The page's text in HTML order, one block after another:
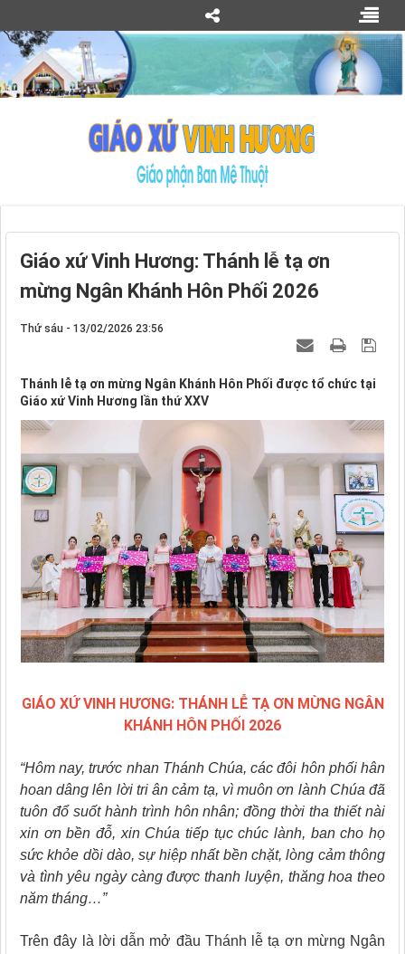
Giáo xứ Vinh Hương: Thánh lễ tạ ơn
mừng Ngân Khánh Hôn Phối 2026
Thứ sáu - 13/02/2026 23:56
Thánh lễ tạ ơn mừng Ngân Khánh Hôn Phối được tổ chức tại
Giáo xứ Vinh Hương lần thứ XXV
GIÁO XỨ VINH HƯƠNG: THÁNH LỄ TẠ ƠN MỪNG NGÂN
KHÁNH HÔN PHỐI 2026
“Hôm nay, trước nhan Thánh Chúa, các đôi hôn phối hân
hoan dâng lên lời tri ân cảm tạ, vì muôn ơn lành Chúa đã
tuôn đổ suốt hành trình hôn nhân; đồng thời tha thiết nài
xin ơn bền đỗ, xin Chúa tiếp tục chúc lành, ban cho họ
sức khỏe dồi dào, sự hiệp nhất bền chặt, lòng cảm thông
và tình yêu ngày càng được thanh luyện, thăng hoa theo
năm tháng…”
Trên đây là lời dẫn mở đầu Thánh lễ tạ ơn mừng Ngân